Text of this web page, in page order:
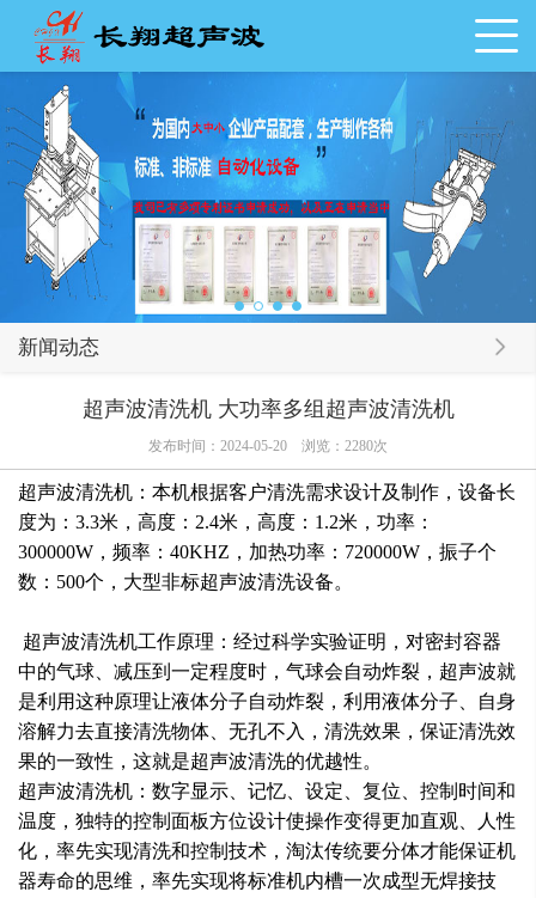
新闻动态
超声波清洗机 大功率多组超声波清洗机
发布时间：2024-05-20 浏览：2280次
超声波清洗机：本机根据客户清洗需求设计及制作，设备长
度为：3.3米，高度：2.4米，高度：1.2米，功率：
300000W，频率：40KHZ，加热功率：720000W，振子个
数：500个，大型非标超声波清洗设备。
超声波清洗机工作原理：经过科学实验证明，对密封容器
中的气球、减压到一定程度时，气球会自动炸裂，超声波就
是利用这种原理让液体分子自动炸裂，利用液体分子、自身
溶解力去直接清洗物体、无孔不入，清洗效果，保证清洗效
果的一致性，这就是超声波清洗的优越性。
超声波清洗机：数字显示、记忆、设定、复位、控制时间和
温度，独特的控制面板方位设计使操作变得更加直观、人性
化，率先实现清洗和控制技术，​淘汰传统要分体才能保证机
器寿命的思维，率先实现将标准机内槽一次成型无焊接技